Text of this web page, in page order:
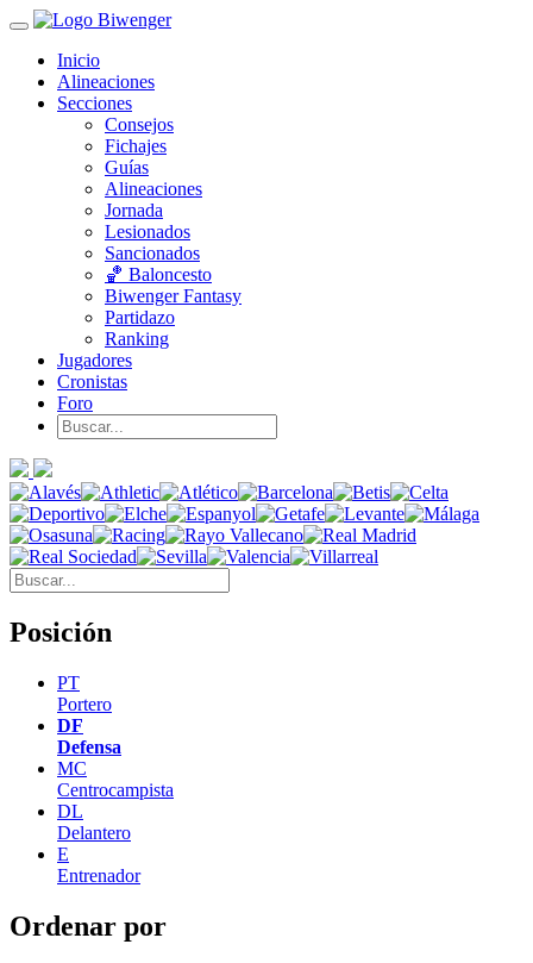
Inicio
Alineaciones
Secciones
Consejos
Fichajes
Guías
Alineaciones
Jornada
Lesionados
Sancionados
🏀 Baloncesto
Biwenger Fantasy
Partidazo
Ranking
Jugadores
Cronistas
Foro
Posición
PT
Portero
DF
Defensa
MC
Centrocampista
DL
Delantero
E
Entrenador
Ordenar por